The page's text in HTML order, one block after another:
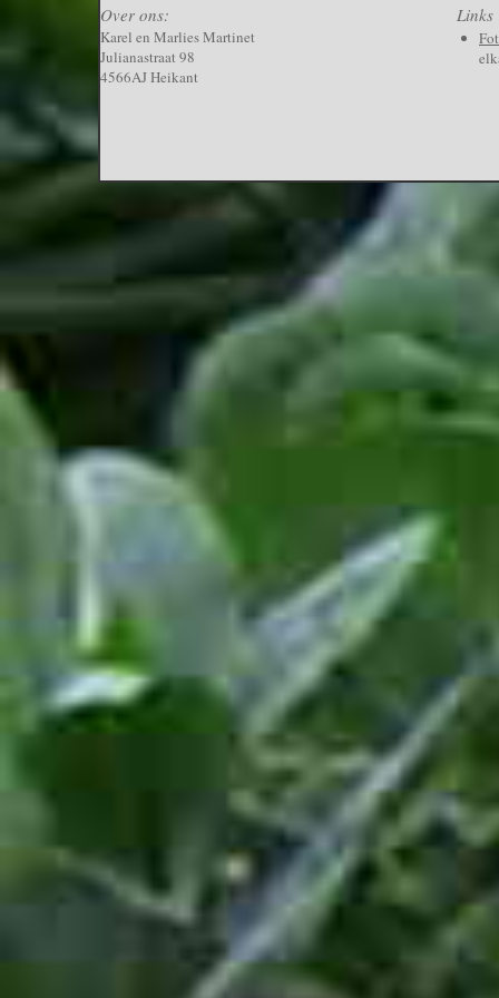
Over ons:
Karel en Marlies Martinet
Julianastraat 98
4566AJ Heikant
Links